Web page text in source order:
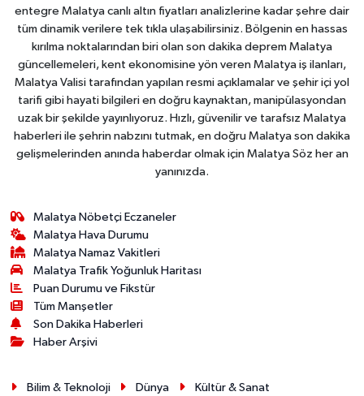
entegre Malatya canlı altın fiyatları analizlerine kadar şehre dair
tüm dinamik verilere tek tıkla ulaşabilirsiniz. Bölgenin en hassas
kırılma noktalarından biri olan son dakika deprem Malatya
güncellemeleri, kent ekonomisine yön veren Malatya iş ilanları,
Malatya Valisi tarafından yapılan resmi açıklamalar ve şehir içi yol
tarifi gibi hayati bilgileri en doğru kaynaktan, manipülasyondan
uzak bir şekilde yayınlıyoruz. Hızlı, güvenilir ve tarafsız Malatya
haberleri ile şehrin nabzını tutmak, en doğru Malatya son dakika
gelişmelerinden anında haberdar olmak için Malatya Söz her an
yanınızda.
Malatya Nöbetçi Eczaneler
Malatya Hava Durumu
Malatya Namaz Vakitleri
Malatya Trafik Yoğunluk Haritası
Puan Durumu ve Fikstür
Tüm Manşetler
Son Dakika Haberleri
Haber Arşivi
Bilim & Teknoloji Dünya Kültür & Sanat